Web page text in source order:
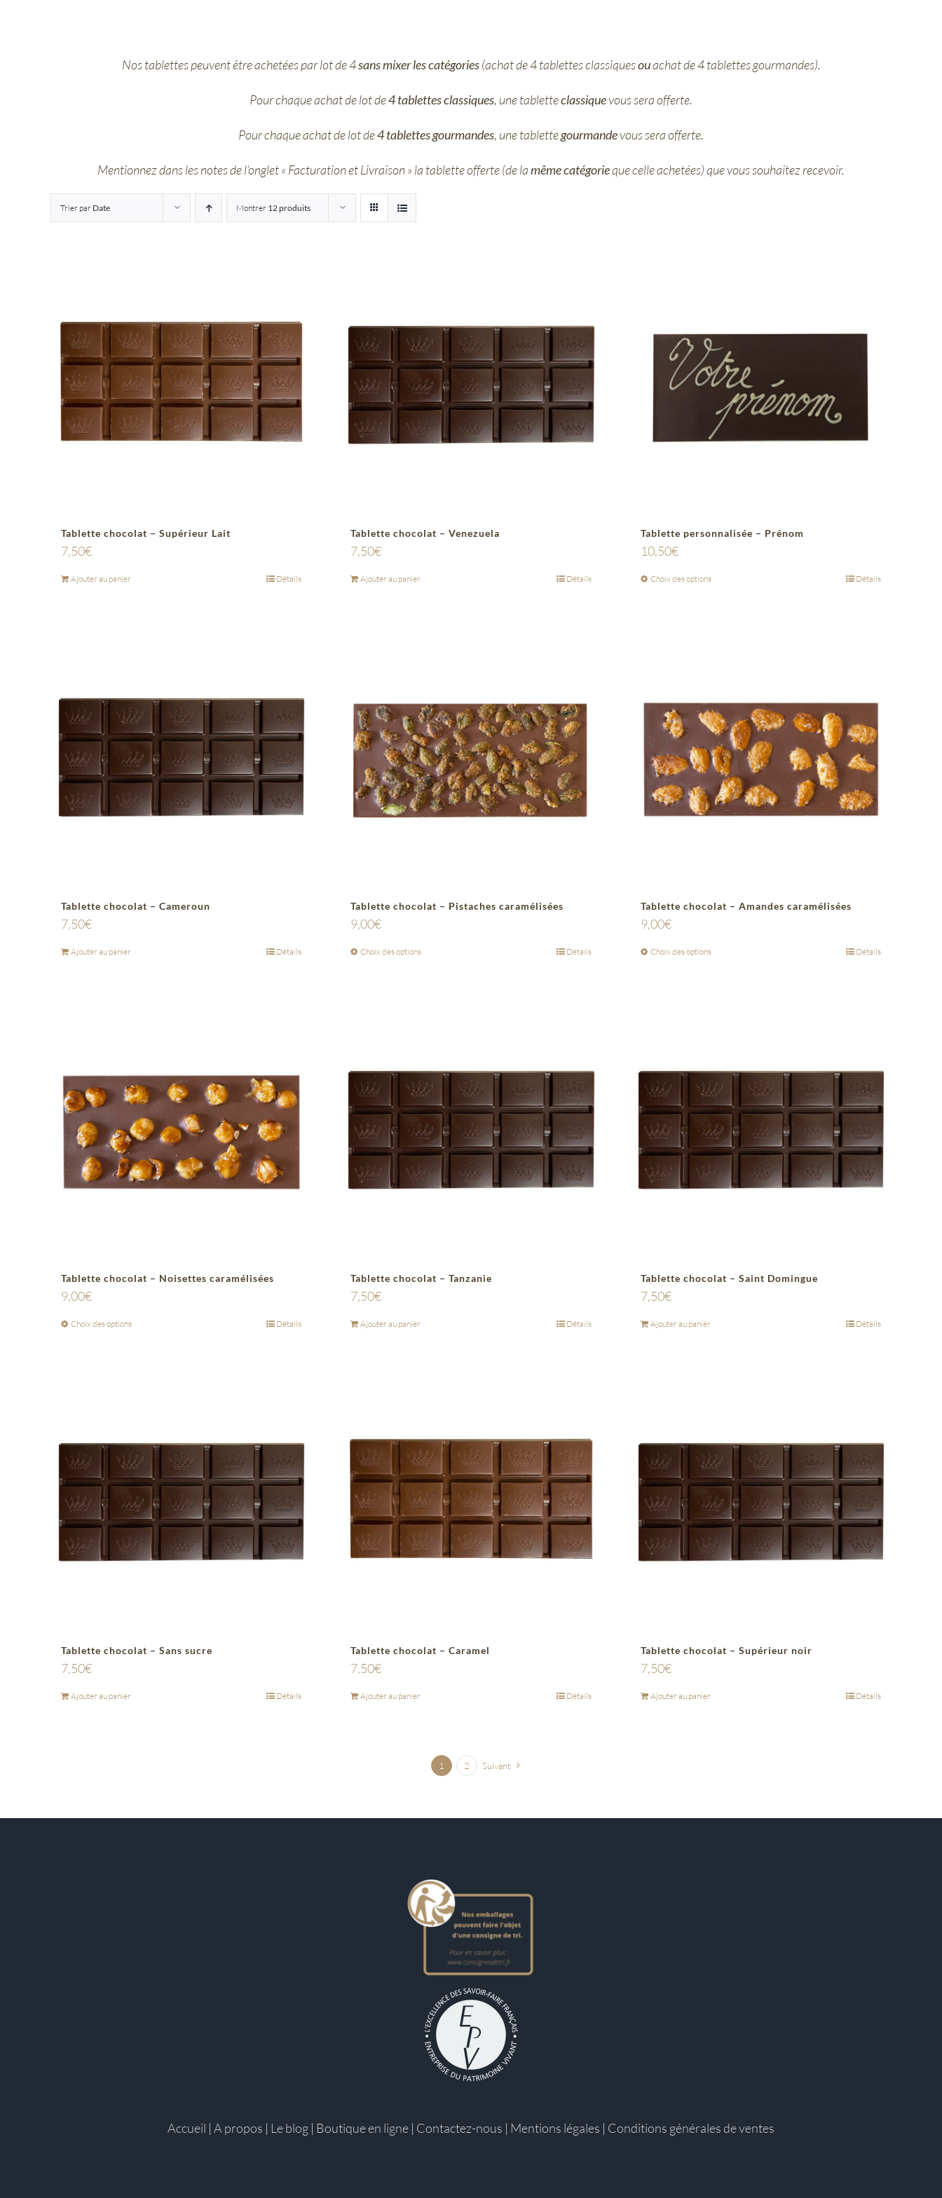
Nos tablettes peuvent être achetées par lot de 4sans mixer les catégories(achat de 4 tablettes classiquesouachat de 4 tablettes gourmandes).
Pour chaque achat de lot de4 tablettes classiques, une tabletteclassiquevous sera offerte.
Pour chaque achat de lot de4 tablettes gourmandes, une tablettegourmandevous sera offerte.
Mentionnez dans les notes de l’onglet « Facturation et Livraison » la tablette offerte (de lamême catégorieque celle achetées) que vous souhaitez recevoir.
Trier par Date Montrer 12 produits
Tablette chocolat – Supérieur Lait
7,50€
Ajouter au panier Détails
Tablette chocolat – Venezuela
7,50€
Ajouter au panier Détails
Tablette personnalisée – Prénom
10,50€
Choix des options Détails
Tablette chocolat – Cameroun
7,50€
Ajouter au panier Détails
Tablette chocolat – Pistaches caramélisées
9,00€
Choix des options Détails
Tablette chocolat – Amandes caramélisées
9,00€
Choix des options Détails
Tablette chocolat – Noisettes caramélisées
9,00€
Choix des options Détails
Tablette chocolat – Tanzanie
7,50€
Ajouter au panier Détails
Tablette chocolat – Saint Domingue
7,50€
Ajouter au panier Détails
Tablette chocolat – Sans sucre
7,50€
Ajouter au panier Détails
Tablette chocolat – Caramel
7,50€
Ajouter au panier Détails
Tablette chocolat – Supérieur noir
7,50€
Ajouter au panier Détails
1 2 Suivant
Accueil | A propos | Le blog | Boutique en ligne | Contactez-nous | Mentions légales | Conditions générales de ventes